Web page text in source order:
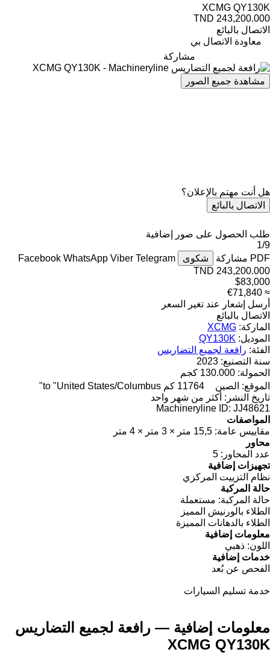
XCMG QY130K
TND 243,200.000
الاتصال بالبائع
معاودة الاتصال بي
مشاركة
مشاهدة جميع الصور
هل أنت مهتم بالإعلان؟
الاتصال بالبائع
طلب الحصول على صور إضافية
1/9
PDF مشاركة شكوى Facebook WhatsApp Viber Telegram
TND 243,200.000
$83,000
≈ €71,840
أرسل إشعار عند تغير السعر
الاتصال بالبائع
الماركة: XCMG
الموديل: QY130K
الفئة: رافعة لجميع التضاريس
سنة التصنيع: 2023
الحمولة: 130.000 كجم
الموقع: الصين
11764 كم to "United States/Columbus"
تاريخ النشر: أكثر من شهر واحد
Machineryline ID: JJ48621
المواصفات
مقاييس عامة: 15,5 متر × 3 متر × 4 متر
محاور
عدد المحاور: 5
تجهيزات إضافية
نظام التزييت المركزي
حالة المركبة
حالة المركبة: مستعملة
الطلاء بالورنيش المميز
الطلاء بالدهانات المميزة
معلومات إضافية
اللون: ذهبي
خدمات إضافية
الفحص عن بُعد
خدمة تسليم السيارات
معلومات إضافية — رافعة لجميع التضاريس
XCMG QY130K